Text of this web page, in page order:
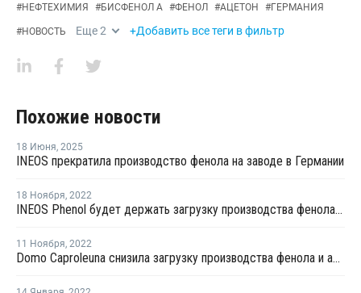
#НЕФТЕХИМИЯ #БИСФЕНОЛ А #ФЕНОЛ #АЦЕТОН #ГЕРМАНИЯ
#НОВОСТЬ Еще2 +Добавить все теги в фильтр
Похожие новости
18 Июня, 2025
INEOS прекратила производство фенола на заводе в Германии
18 Ноября, 2022
INEOS Phenol будет держать загрузку производства фенола и ацетона в Германии пониженной до конца года
11 Ноября, 2022
Domo Caproleuna снизила загрузку производства фенола и ацетона в Германии